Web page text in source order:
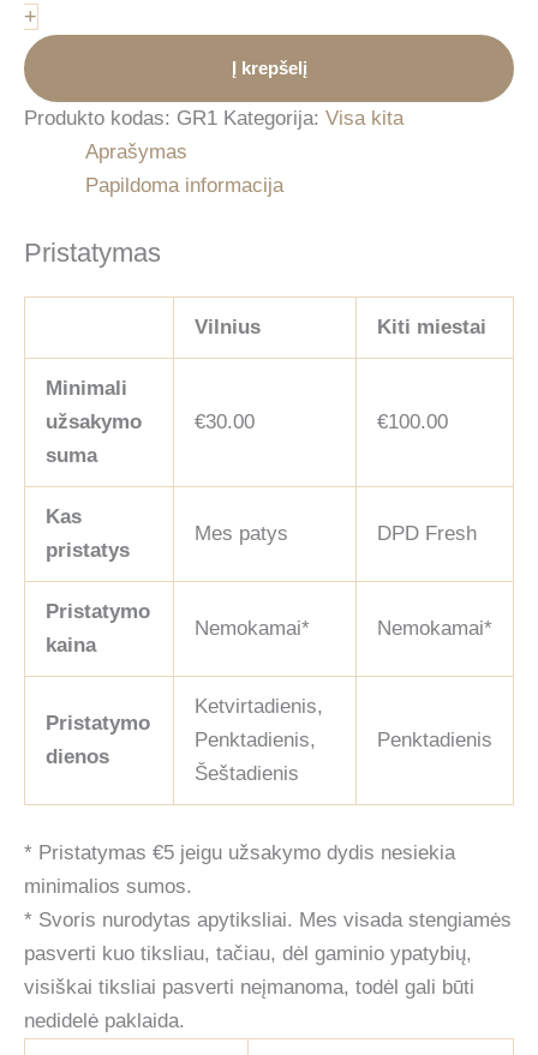
gira
(1L)
+
Į krepšelį
Produkto kodas: GR1 Kategorija: Visa kita
Aprašymas
Papildoma informacija
Pristatymas
Vilnius Kiti miestai
Minimali
užsakymo
suma
€30.00 €100.00
Kas
pristatys
Mes patys DPD Fresh
Pristatymo
kaina
Nemokamai* Nemokamai*
Pristatymo
dienos
Ketvirtadienis,
Penktadienis,
Šeštadienis
Penktadienis
* Pristatymas €5 jeigu užsakymo dydis nesiekia
minimalios sumos.
* Svoris nurodytas apytiksliai. Mes visada stengiamės
pasverti kuo tiksliau, tačiau, dėl gaminio ypatybių,
visiškai tiksliai pasverti neįmanoma, todėl gali būti
nedidelė paklaida.